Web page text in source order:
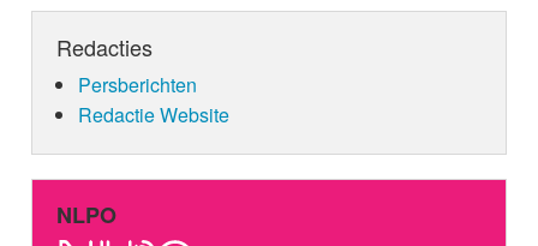
Redacties
Persberichten
Redactie Website
NLPO